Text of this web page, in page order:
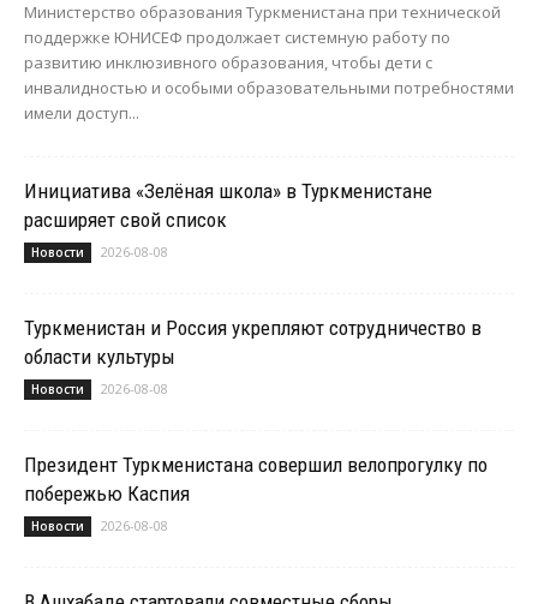
Министерство образования Туркменистана при технической
поддержке ЮНИСЕФ продолжает системную работу по
развитию инклюзивного образования, чтобы дети с
инвалидностью и особыми образовательными потребностями
имели доступ...
Инициатива «Зелёная школа» в Туркменистане
расширяет свой список
Новости 2026-08-08
Туркменистан и Россия укрепляют сотрудничество в
области культуры
Новости 2026-08-08
Президент Туркменистана совершил велопрогулку по
побережью Каспия
Новости 2026-08-08